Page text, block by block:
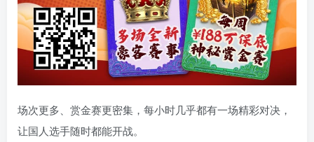
场次更多、赏金赛更密集，每小时几乎都有一场精彩对决，
让国人选手随时都能开战。